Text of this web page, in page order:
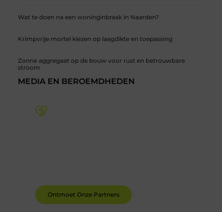
Wat te doen na een woninginbraak in Naarden?
Krimpvrije mortel kiezen op laagdikte en toepassing
Zonne aggregaat op de bouw voor rust en betrouwbare
stroom
MEDIA EN BEROEMDHEDEN
Ontmoet Onze Partners